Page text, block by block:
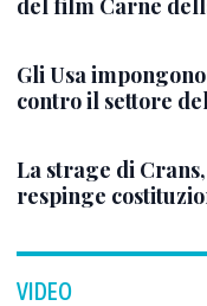
del film Carne
Gli Usa
contro il settore
La strage di
respinge
VIDEO